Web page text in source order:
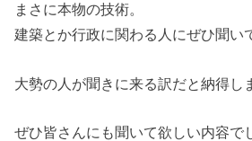
まさに本物の技術。
建築とか行政に関わる人にぜひ聞い
大勢の人が聞きに来る訳だと納得し
ぜひ皆さんにも聞いて欲しい内容で